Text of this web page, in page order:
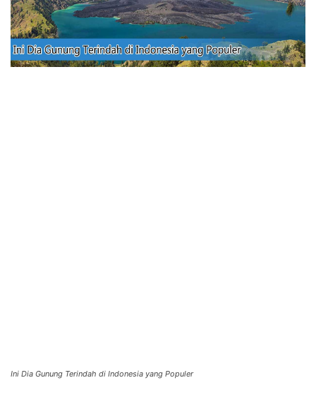
Ini Dia Gunung Terindah di Indonesia yang Populer